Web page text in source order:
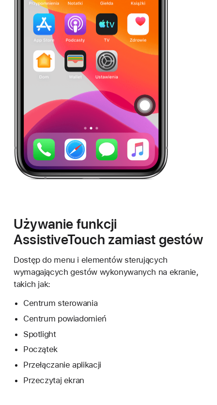
Używanie funkcji
AssistiveTouch zamiast gestów
Dostęp do menu i elementów sterujących
wymagających gestów wykonywanych na ekranie,
takich jak:
Centrum sterowania
Centrum powiadomień
Spotlight
Początek
Przełączanie aplikacji
Przeczytaj ekran